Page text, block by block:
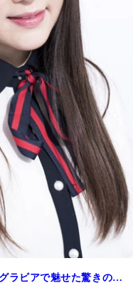
ラビアで魅せた驚きの…